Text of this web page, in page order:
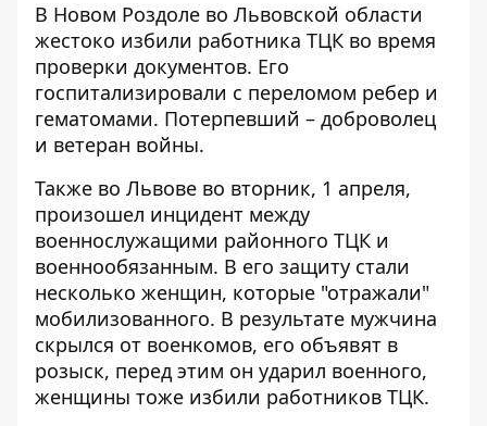
В Новом Роздоле во Львовской области
жестоко избили работника ТЦК во время
проверки документов. Его
госпитализировали с переломом ребер и
гематомами. Потерпевший – доброволец
и ветеран войны.
Также во Львове во вторник, 1 апреля,
произошел инцидент между
военнослужащими районного ТЦК и
военнообязанным. В его защиту стали
несколько женщин, которые "отражали"
мобилизованного. В результате мужчина
скрылся от военкомов, его объявят в
розыск, перед этим он ударил военного,
женщины тоже избили работников ТЦК.